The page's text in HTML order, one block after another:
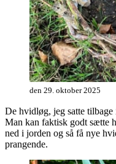
den 29. oktober 2025
De hvidløg, jeg satte
Man kan faktisk godt sætte
ned i jorden og så få nye
prangende.